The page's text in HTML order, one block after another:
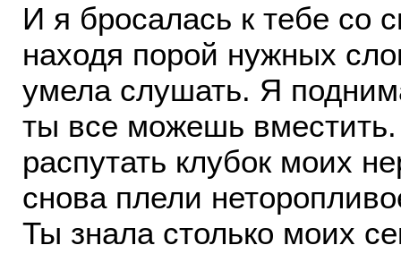
И я бросалась к тебе со
находя порой нужных
умела слушать. Я
ты все можешь
распутать клубок моих
снова плели
Ты знала столько моих